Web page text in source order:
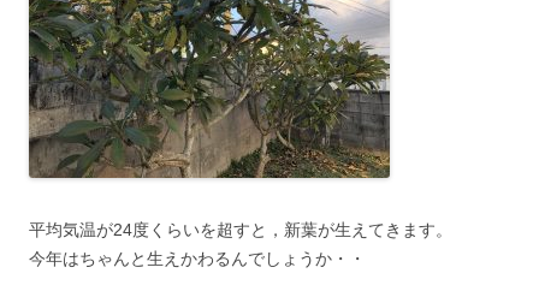
平均気温が24度くらいを超すと，新葉が生えてきます。
今年はちゃんと生えかわるんでしょうか・・